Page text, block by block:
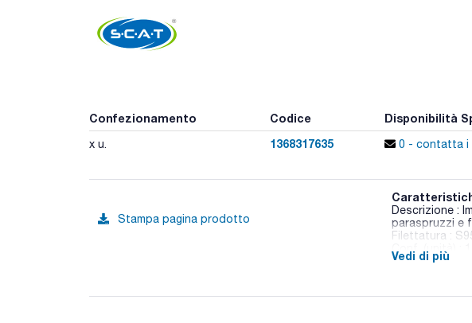
Confezionamento Codice Disponibilità
x u. 1368317635 0 - contatta i
Stampa pagina prodotto
Descrizione :
paraspruzzi e
Filettatura :
La cerniera è
Vedi di più